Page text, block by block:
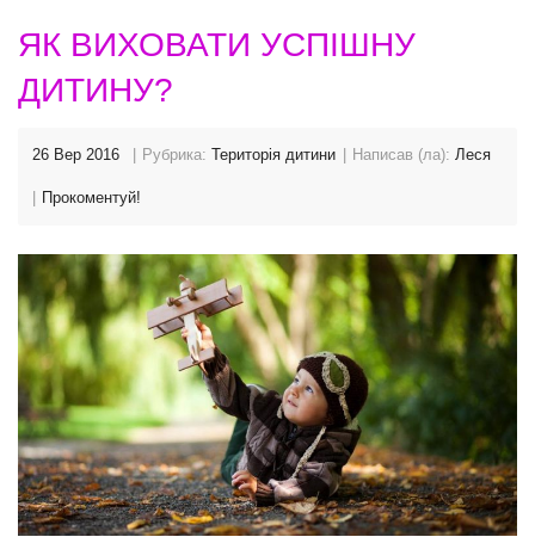
ЯК ВИХОВАТИ УСПІШНУ
ДИТИНУ?
26 Вер 2016 Рубрика: Територія дитини Написав (ла): Леся
Прокоментуй!